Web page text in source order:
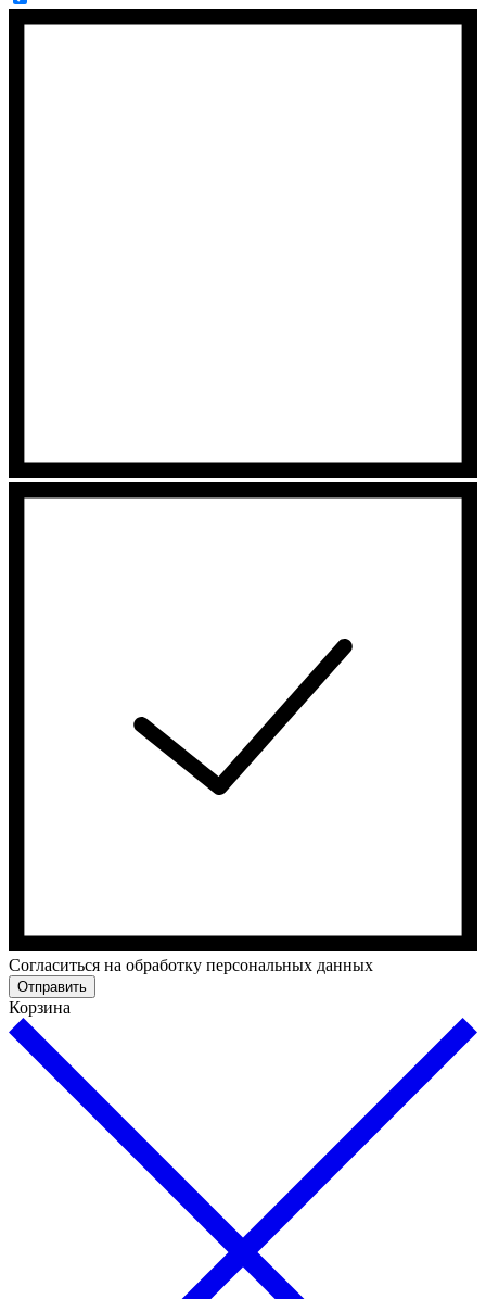
Cогласиться на обработку персональных данных
Отправить
Корзина